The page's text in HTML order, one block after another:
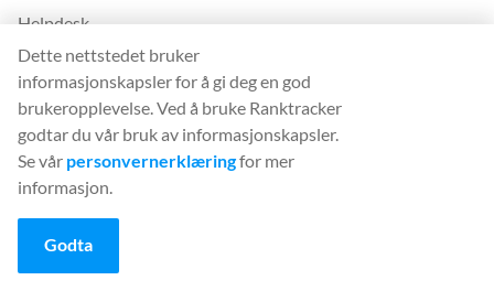
Helpdesk
Språk
English (English)
Deutsch (German)
Español (Spanish)
Français (French)
Italiano (Italian)
Dette nettstedet bruker
informasjonskapsler for å gi deg en god
brukeropplevelse. Ved å bruke Ranktracker
godtar du vår bruk av informasjonskapsler.
Se vår personvernerklæringfor mer
informasjon.
Godta